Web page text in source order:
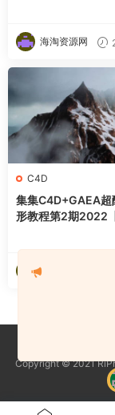
海淘资源网
C4D
集集C4D+GAEA超
形教程第2期2022
海淘资源网
Copyright © 2021